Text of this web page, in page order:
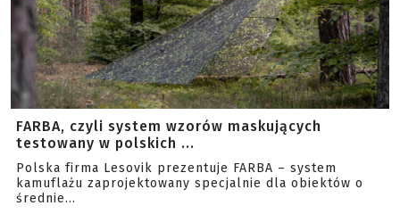
FARBA, czyli system wzorów maskujących
testowany w polskich ...
Polska firma Lesovik prezentuje FARBA – system
kamuflażu zaprojektowany specjalnie dla obiektów o
średnie...